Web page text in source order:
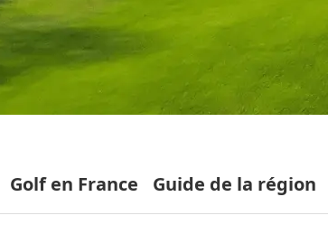
Golf en France Guide de la région